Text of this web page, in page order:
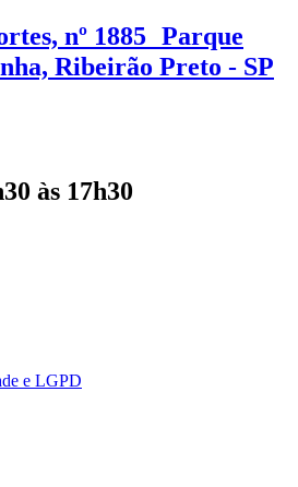
nº 1885 Parque
Ribeirão Preto - SP
às 17h30
e LGPD